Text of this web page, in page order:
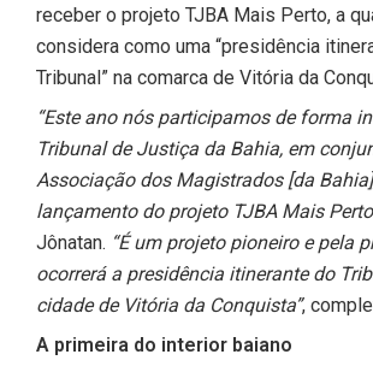
receber o projeto TJBA Mais Perto, a
considera como uma “presidência
Tribunal” na comarca de Vitória da
“Este ano nós participamos de forma
Tribunal de Justiça da Bahia, em
Associação dos Magistrados [da
lançamento do projeto TJBA Mais
Jônatan. “É um projeto pioneiro e pela
ocorrerá a presidência itinerante do
cidade de Vitória da Conquista”,
A primeira do interior baiano